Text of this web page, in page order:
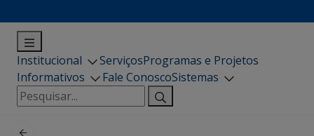
Institucional ServiçosProgramas e Projetos
Informativos
Fale ConoscoSistemas
Pesquisar
por: